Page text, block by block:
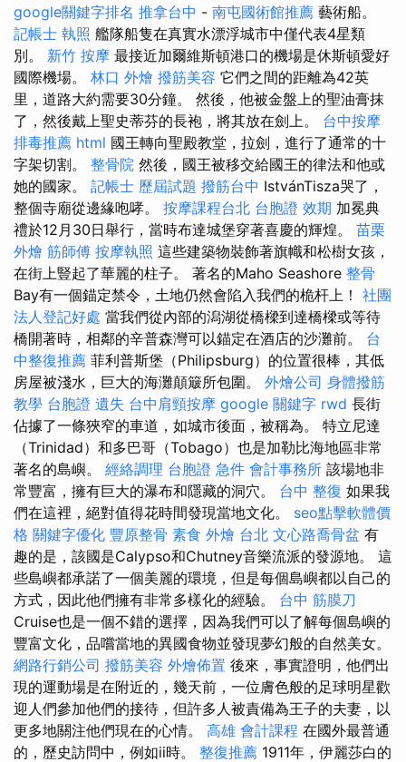
google關鍵字排名 推拿台中 - 南屯國術館推薦 藝術船。
記帳士 執照 艦隊船隻在真實水漂浮城市中僅代表4星類
別。 新竹 按摩 最接近加爾維斯頓港口的機場是休斯頓愛好
國際機場。 林口 外燴 撥筋美容 它們之間的距離為42英
里，道路大約需要30分鐘。 然後，他被金盤上的聖油膏抹
了，然後戴上聖史蒂芬的長袍，將其放在劍上。 台中按摩
排毒推薦 html 國王轉向聖殿教堂，拉劍，進行了通常的十
字架切割。 整骨院 然後，國王被移交給國王的律法和他或
她的國家。 記帳士 歷屆試題 撥筋台中 IstvánTisza哭了，
整個寺廟從邊緣咆哮。 按摩課程台北 台胞證 效期 加冕典
禮於12月30日舉行，當時布達城堡穿著喜慶的輝煌。 苗栗
外燴 筋師傅 按摩執照 這些建築物裝飾著旗幟和松樹女孩，
在街上豎起了華麗的柱子。 著名的Maho Seashore 整骨
Bay有一個錨定禁令，土地仍然會陷入我們的桅杆上！ 社團
法人登記好處 當我們從內部的潟湖從橋樑到達橋樑或等待
橋開著時，相鄰的辛普森灣可以錨定在酒店的沙灘前。 台
中整復推薦 菲利普斯堡（Philipsburg）的位置很棒，其低
房屋被淺水，巨大的海灘顛簸所包圍。 外燴公司 身體撥筋
教學 台胞證 遺失 台中肩頸按摩 google 關鍵字 rwd 長街
佔據了一條狹窄的車道，如城市後面，被稱為。 特立尼達
（Trinidad）和多巴哥（Tobago）也是加勒比海地區非常
著名的島嶼。 經絡調理 台胞證 急件 會計事務所 該場地非
常豐富，擁有巨大的瀑布和隱藏的洞穴。 台中 整復 如果我
們在這裡，絕對值得花時間發現當地文化。 seo點擊軟體價
格 關鍵字優化 豐原整骨 素食 外燴 台北 文心路喬骨盆 有
趣的是，該國是Calypso和Chutney音樂流派的發源地。 這
些島嶼都承諾了一個美麗的環境，但是每個島嶼都以自己的
方式，因此他們擁有非常多樣化的經驗。 台中 筋膜刀
Cruise也是一個不錯的選擇，因為我們可以了解每個島嶼的
豐富文化，品嚐當地的異國食物並發現夢幻般的自然美女。
網路行銷公司 撥筋美容 外燴佈置 後來，事實證明，他們出
現的運動場是在附近的，幾天前，一位膚色般的足球明星歡
迎人們參加他們的接待，但許多人被責備為王子的夫妻，以
更多地關注他們現在的心情。 高雄 會計課程 在國外最普通
的，歷史訪問中，例如ii時。 整復推薦 1911年，伊麗莎白的